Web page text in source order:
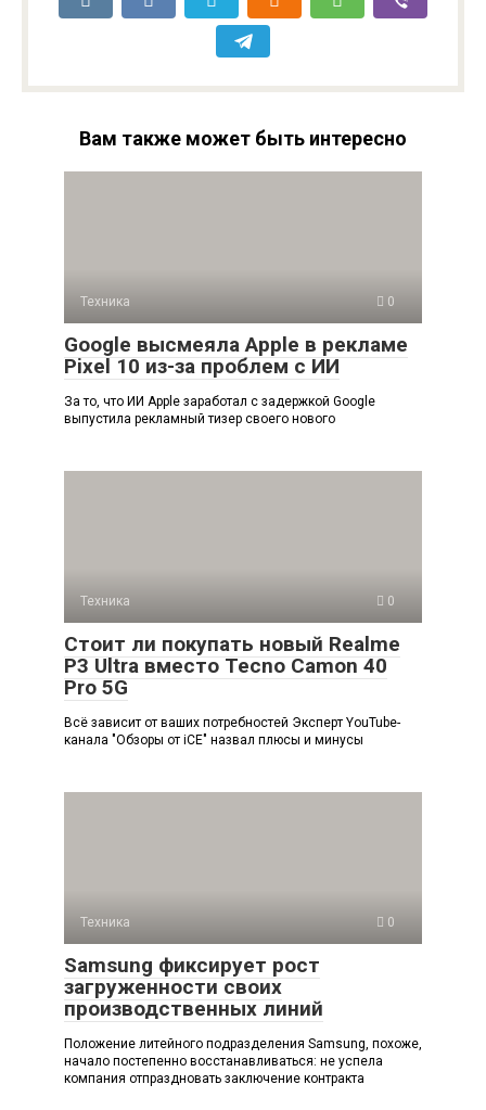
Вам также может быть интересно
Техника 0
Google высмеяла Apple в рекламе
Pixel 10 из-за проблем с ИИ
За то, что ИИ Apple заработал с задержкой Google
выпустила рекламный тизер своего нового
Техника 0
Стоит ли покупать новый Realme
P3 Ultra вместо Tecno Camon 40
Pro 5G
Всё зависит от ваших потребностей Эксперт YouTube-
канала "Обзоры от iCE" назвал плюсы и минусы
Техника 0
Samsung фиксирует рост
загруженности своих
производственных линий
Положение литейного подразделения Samsung, похоже,
начало постепенно восстанавливаться: не успела
компания отпраздновать заключение контракта